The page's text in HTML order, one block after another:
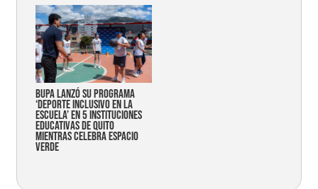
Bupa lanzó su programa
‘Deporte Inclusivo en la
Escuela’ en 5 instituciones
educativas de Quito
mientras celebra espacio
verde